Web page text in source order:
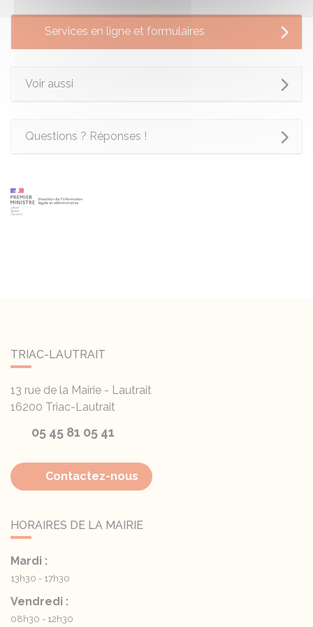
Services en ligne et formulaires
Voir aussi
Questions ? Réponses !
TRIAC-LAUTRAIT
13 rue de la Mairie - Lautrait
16200 Triac-Lautrait
05 45 81 05 41
Contactez-nous
HORAIRES DE LA MAIRIE
Mardi :
13h30 - 17h30
Vendredi :
08h30 - 12h30